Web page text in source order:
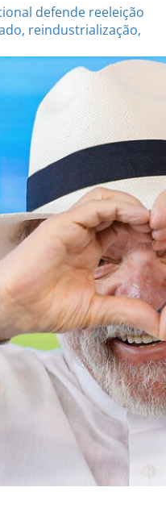
defende reeleição
reindustrialização,